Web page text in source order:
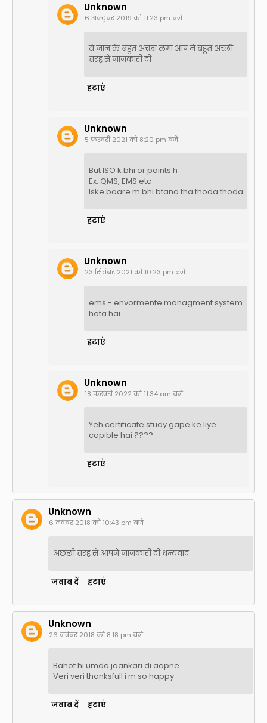
Unknown
6 अक्टूबर 2019 को 11:23 pm बजे
ये जान के बहुत अच्छा लगा आप ने बहुत अच्छी
तरह से जानकारी दी
हटाएं
Unknown
5 फ़रवरी 2021 को 8:20 pm बजे
But ISO k bhi or points h
Ex. QMS, EMS etc
Iske baare m bhi btana tha thoda thoda
हटाएं
Unknown
23 सितंबर 2021 को 10:23 pm बजे
ems - envormente managment system
hota hai
हटाएं
Unknown
18 फ़रवरी 2022 को 11:34 am बजे
Yeh certificate study gape ke liye
capible hai ????
हटाएं
Unknown
6 नवंबर 2018 को 10:43 pm बजे
अछ्छी तरह से आपने जानकारी दी धन्यवाद
जवाब दें हटाएं
Unknown
26 नवंबर 2018 को 8:18 pm बजे
Bahot hi umda jaankari di aapne
Veri veri thanksfull i m so happy
जवाब दें हटाएं